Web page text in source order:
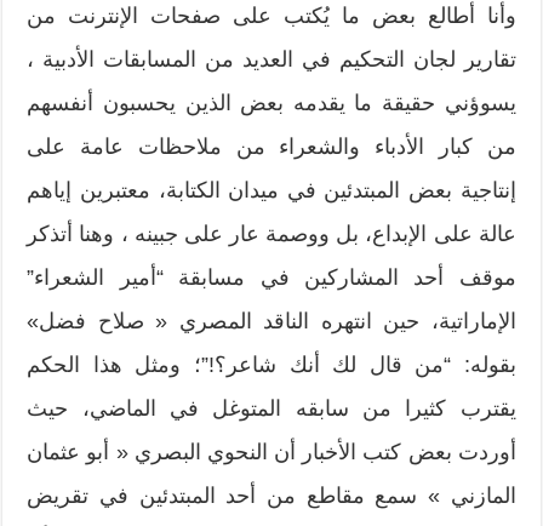
وأنا أطالع بعض ما يُكتب على صفحات الإنترنت من
تقارير لجان التحكيم في العديد من المسابقات الأدبية ،
يسوؤني حقيقة ما يقدمه بعض الذين يحسبون أنفسهم
من كبار الأدباء والشعراء من ملاحظات عامة على
إنتاجية بعض المبتدئين في ميدان الكتابة، معتبرين إياهم
عالة على الإبداع، بل ووصمة عار على جبينه ، وهنا أتذكر
موقف أحد المشاركين في مسابقة “أمير الشعراء”
الإماراتية، حين انتهره الناقد المصري « صلاح فضل»
بقوله: “من قال لك أنك شاعر؟!”؛ ومثل هذا الحكم
يقترب كثيرا من سابقه المتوغل في الماضي، حيث
أوردت بعض كتب الأخبار أن النحوي البصري « أبو عثمان
المازني » سمع مقاطع من أحد المبتدئين في تقريض